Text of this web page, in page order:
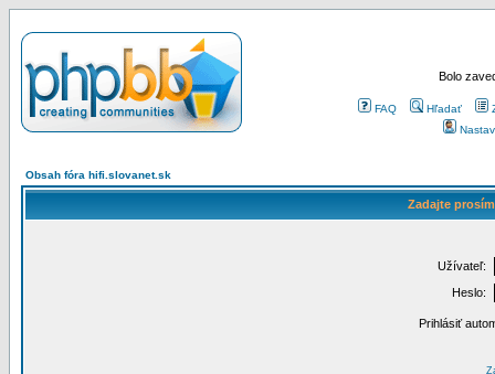
Bolo
FAQ Hľadať
Obsah fóra hifi.slovanet.sk
Zadajte
Užívateľ:
Heslo:
Prihlásiť